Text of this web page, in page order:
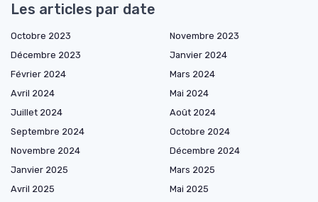
Les articles par date
Octobre 2023
Novembre 2023
Décembre 2023
Janvier 2024
Février 2024
Mars 2024
Avril 2024
Mai 2024
Juillet 2024
Août 2024
Septembre 2024
Octobre 2024
Novembre 2024
Décembre 2024
Janvier 2025
Mars 2025
Avril 2025
Mai 2025